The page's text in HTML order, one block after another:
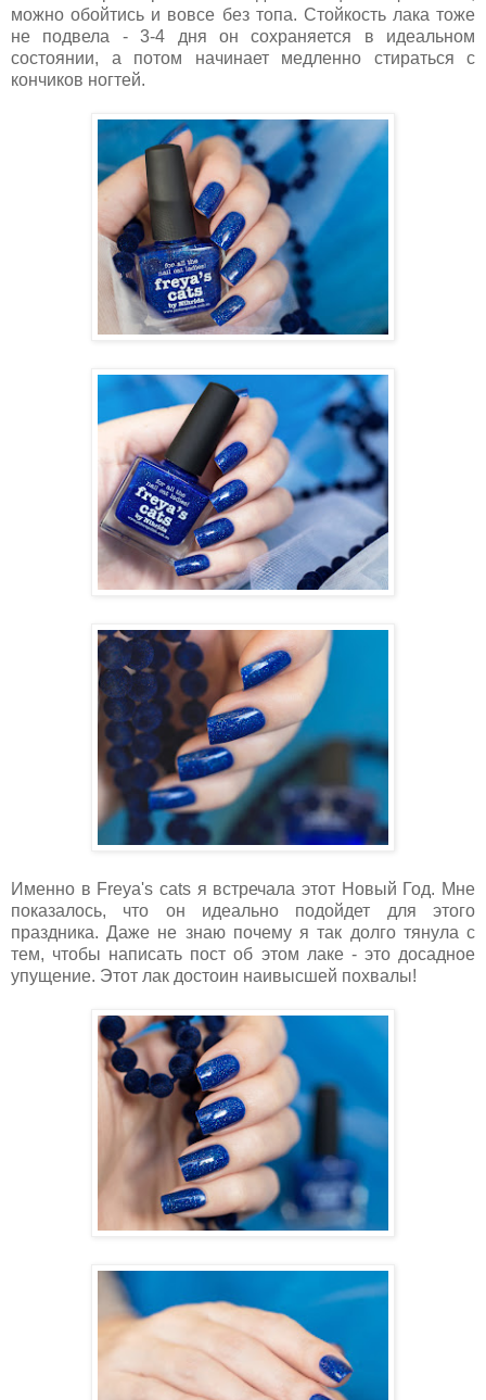
можно обойтись и вовсе без топа. Стойкость лака тоже
не подвела - 3-4 дня он сохраняется в идеальном
состоянии, а потом начинает медленно стираться с
кончиков ногтей.
Именно в Freya's cats я встречала этот Новый Год. Мне
показалось, что он идеально подойдет для этого
праздника. Даже не знаю почему я так долго тянула с
тем, чтобы написать пост об этом лаке - это досадное
упущение. Этот лак достоин наивысшей похвалы!